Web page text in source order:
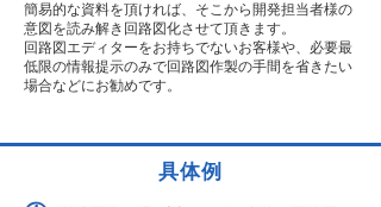
簡易的な資料を頂ければ、そこから開発担当者様の
意図を読み解き回路図化させて頂きます。
回路図エディターをお持ちでないお客様や、必要最
低限の情報提示のみで回路図作製の手間を省きたい
場合などにお勧めです。
具体例